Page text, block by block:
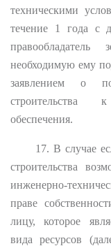
техническими
течение 1 года с
необходимую ему
заявлением о
строительства
обеспечения.
17. В случае
строительства
инженерно-
праве
лицу, которое
вида ресурсов